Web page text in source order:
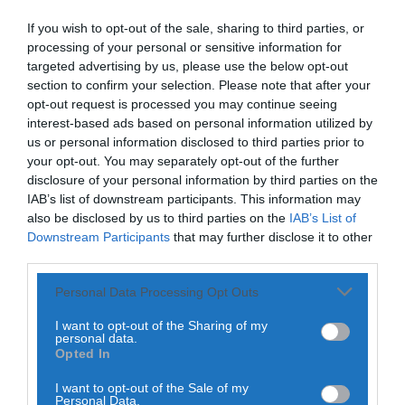
If you wish to opt-out of the sale, sharing to third parties, or
processing of your personal or sensitive information for
targeted advertising by us, please use the below opt-out
section to confirm your selection. Please note that after your
opt-out request is processed you may continue seeing
interest-based ads based on personal information utilized by
us or personal information disclosed to third parties prior to
your opt-out. You may separately opt-out of the further
disclosure of your personal information by third parties on the
IAB’s list of downstream participants. This information may
also be disclosed by us to third parties on the IAB’s List of
Downstream Participants that may further disclose it to other
Personal Data Processing Opt Outs
I want to opt-out of the Sharing of my
personal data.
Opted In
I want to opt-out of the Sale of my
Personal Data.
Castelo de Belmonte recebe observação do
eclipse solar
ONTEM, 22:53
Diário Criminal
Prisão preventiva para quatro arguidos em
rede que furtava cobre das
telecomunicações....
ONTEM, 14:37
Também em:Mundial FM
Diário Criminal
Homem detido nos Açores por suspeitas de
ONTEM, 14:17
POR NUNO SOARES 20 DE OUTUBRO, 2020
O ciclista português João Almeida (Deceuninck-
da Volta a Itália em bicicleta, que foi ganha por Jan Tratnik
(Bahrain-McLaren.
pelotão e ganhou dois segundos à concorrência.
PARTILHAR ESTE ARTIGO
WhatsApp
Facebook
Messenger
Bluesky
TrelloTelegram
Copy
Link